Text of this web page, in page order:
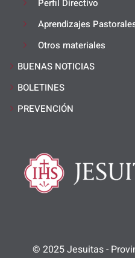
Perfil Directivo
Aprendizajes
Otros materiales
BUENAS NOTICIAS
BOLETINES
PREVENCIÓN
© 2025 Jesuitas -